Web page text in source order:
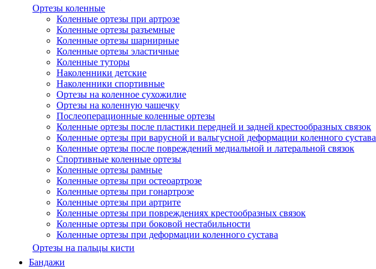
Ортезы коленные
Коленные ортезы при артрозе
Коленные ортезы разъемные
Коленные ортезы шарнирные
Коленные ортезы эластичные
Коленные туторы
Наколенники детские
Наколенники спортивные
Ортезы на коленное сухожилие
Ортезы на коленную чашечку
Послеоперационные коленные ортезы
Коленные ортезы после пластики передней и задней крестообразных связок
Коленные ортезы при варусной и вальгусной деформации коленного сустава
Коленные ортезы после повреждений медиальной и латеральной связок
Спортивные коленные ортезы
Коленные ортезы рамные
Коленные ортезы при остеоартрозе
Коленные ортезы при гонартрозе
Коленные ортезы при артрите
Коленные ортезы при повреждениях крестообразных связок
Коленные ортезы при боковой нестабильности
Коленные ортезы при деформации коленного сустава
Ортезы на пальцы кисти
Бандажи